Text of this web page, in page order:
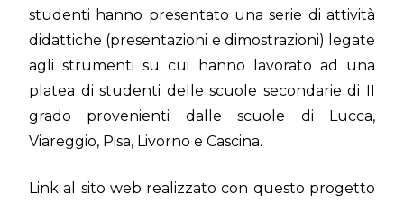
studenti hanno presentato una serie di attività
didattiche (presentazioni e dimostrazioni) legate
agli strumenti su cui hanno lavorato ad una
platea di studenti delle scuole secondarie di II
grado provenienti dalle scuole di Lucca,
Viareggio, Pisa, Livorno e Cascina.
Link al sito web realizzato con questo progetto